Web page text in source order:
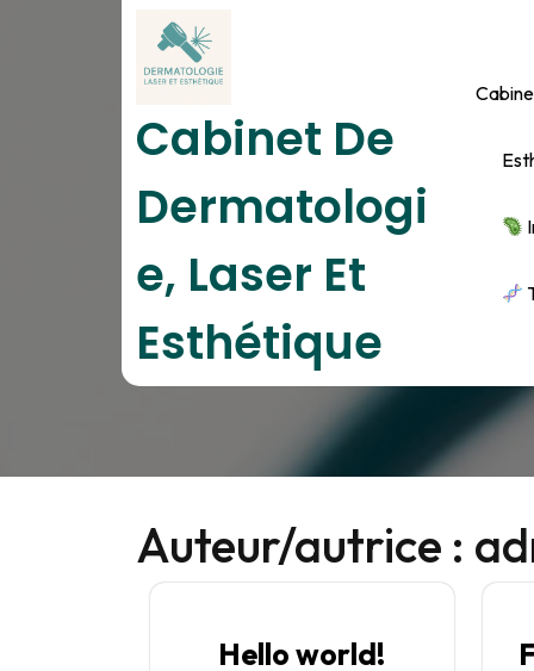
Cabinet De
Dermatologi
E, Laser Et
Esthétique
Auteur/autrice :
Hello world!